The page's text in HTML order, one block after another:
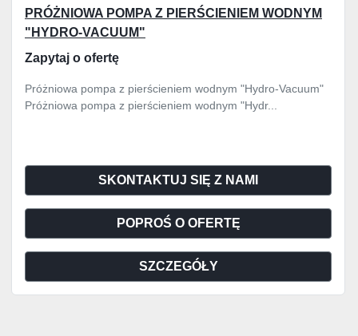
PRÓŻNIOWA POMPA Z PIERŚCIENIEM WODNYM
"HYDRO-VACUUM"
Zapytaj o ofertę
Próżniowa pompa z pierścieniem wodnym "Hydro-Vacuum"
Próżniowa pompa z pierścieniem wodnym "Hydr...
SKONTAKTUJ SIĘ Z NAMI
POPROŚ O OFERTĘ
SZCZEGÓŁY